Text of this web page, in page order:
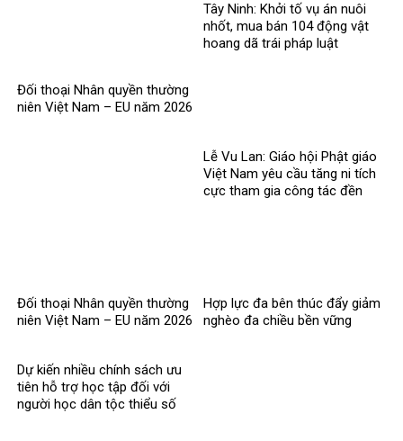
Đối thoại Nhân quyền thường
niên Việt Nam – EU năm 2026
Tây Ninh: Khởi tố vụ án nuôi
nhốt, mua bán 104 động vật
hoang dã trái pháp luật
Lễ Vu Lan: Giáo hội Phật giáo
Việt Nam yêu cầu tăng ni tích
cực tham gia công tác đền
Đối thoại Nhân quyền thường
niên Việt Nam – EU năm 2026
Hợp lực đa bên thúc đẩy giảm
nghèo đa chiều bền vững
Dự kiến nhiều chính sách ưu
tiên hỗ trợ học tập đối với
người học dân tộc thiểu số